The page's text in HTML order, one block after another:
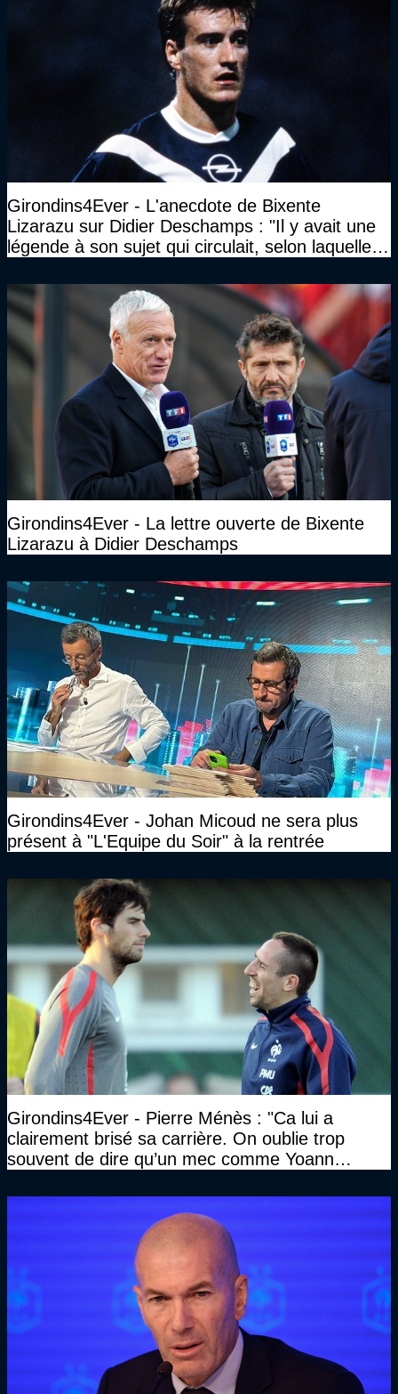
Girondins4Ever - L'anecdote de Bixente
Lizarazu sur Didier Deschamps : "Il y avait une
légende à son sujet qui circulait, selon laquelle il
Girondins4Ever - La lettre ouverte de Bixente
Lizarazu à Didier Deschamps
Girondins4Ever - Johan Micoud ne sera plus
présent à "L'Equipe du Soir" à la rentrée
Girondins4Ever - Pierre Ménès : "Ca lui a
clairement brisé sa carrière. On oublie trop
souvent de dire qu’un mec comme Yoann